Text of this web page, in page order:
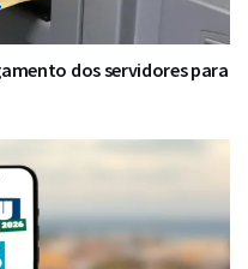
dos servidores para